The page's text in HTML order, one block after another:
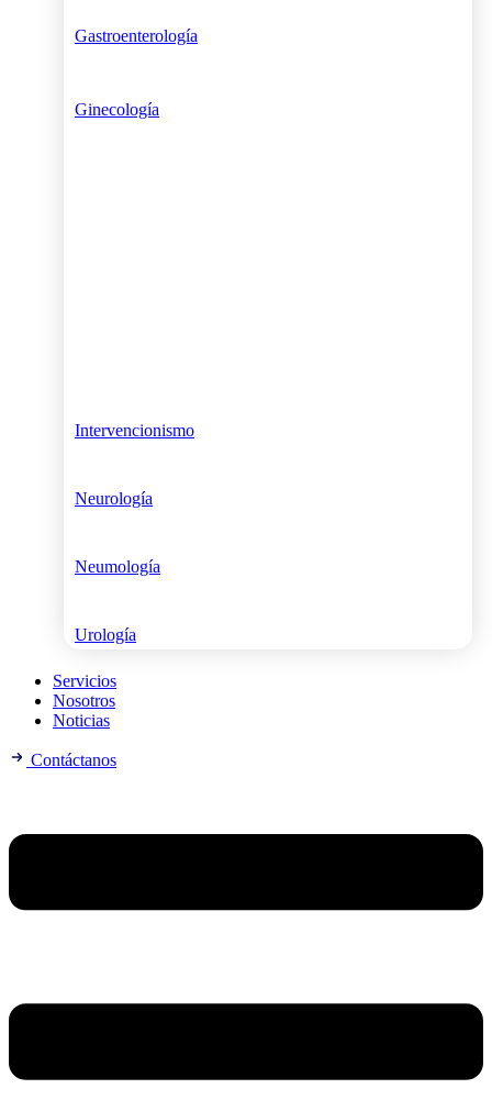
Gastroenterología
Ginecología
Intervencionismo
Neurología
Neumología
Urología
Servicios
Nosotros
Noticias
Contáctanos